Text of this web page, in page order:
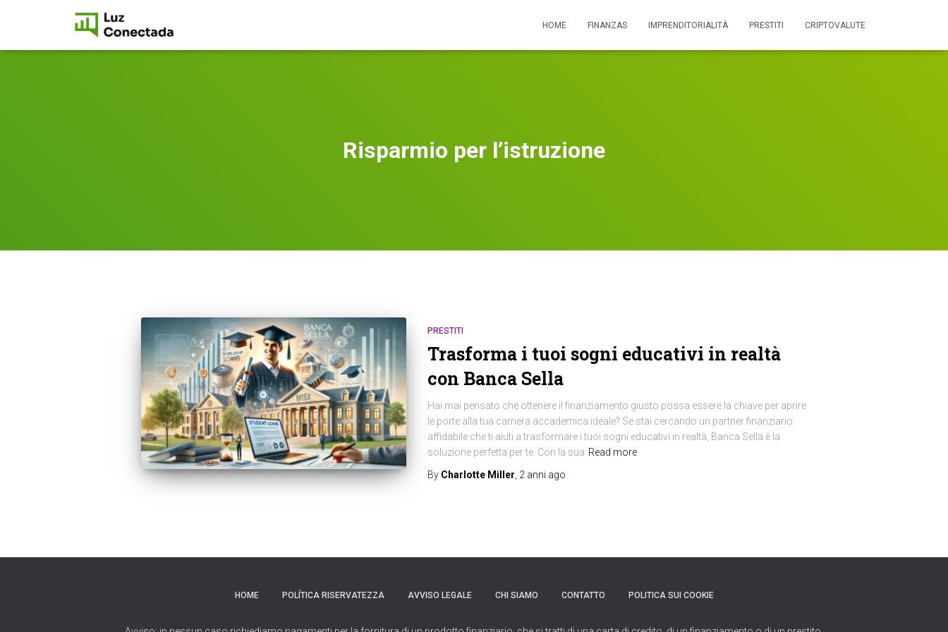
HOME FINANZAS IMPRENDITORIALITÀ PRESTITI CRIPTOVALUTE
Risparmio per l’istruzione
PRESTITI
Trasforma i tuoi sogni educativi in realtà
con Banca Sella
Hai mai pensato che ottenere il finanziamento giusto possa essere la chiave per aprire
le porte alla tua carriera accademica ideale? Se stai cercando un partner finanziario
affidabile che ti aiuti a trasformare i tuoi sogni educativi in realtà, Banca Sella è la
soluzione perfetta per te. Con la sua Read more
By Charlotte Miller 2 anni ago
HOME POLÍTICA RISERVATEZZA AVVISO LEGALE CHI SIAMO CONTATTO POLITICA SUI COOKIE